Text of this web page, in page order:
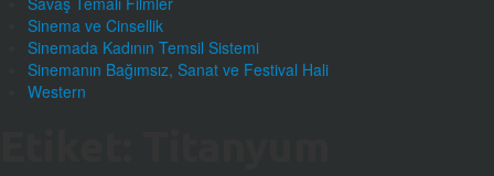
Sinema ve Cinsellik
Sinemada Kadının Temsil Sistemi
Sinemanın Bağımsız, Sanat ve Festival Hali
Western